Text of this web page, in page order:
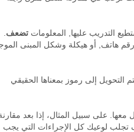
التدريب عليها, المعلومات تضعف
هاتف, أو هيكلة وشكل المبنى
التحويل إلى رموز بمعناها الحقيقي
على سبيل المثال، إذا بعد
تجلب لوعيك كل الإجراءات التي يجب